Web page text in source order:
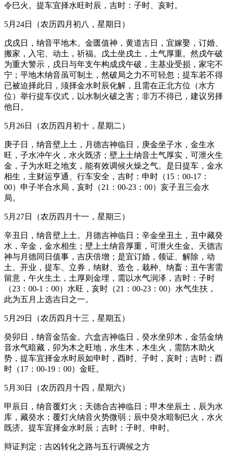
令巳火。提车宜择水旺时辰，吉时：子时、亥时。
5月24日（农历四月初八，星期日）
戊戌日，纳音平地木。金匮值神，黄道吉日，宜嫁娶，订婚、
搬家，入宅、动土，祈福。戊土坐戌土，土气厚重。然戌午破
为重大警示，戌日与年支午构成戌午破，主基业受损，家宅不
宁；平地木纳音虽可制土，然破局之力不可轻忽；提车若不得
已被迫择此日，须择金水时辰化解，且需在正北方位（水方
位）举行提车仪式，以水制火破之害；非万不得已，建议另择
他日。
5月26日（农历四月初十，星期二）
庚子日，纳音壁上土，月德吉神临日，庚金坐子水，金生水
旺，子水冲午火，水火既济；壁上土纳音土气厚实，可泄火生
金，子为水旺之地支，能有效调候火燥之气。是日提车，金水
相生，主财运亨通、行车安全，吉时：申时（15：00-17：
00）申子半合水局，亥时（21：00-23：00）亥子丑三会水
局。
5月27日（农历四月十一，星期三）
辛丑日，纳音壁上土。月德吉神临日；辛金坐丑土，丑中藏癸
水，辛金，金水相生；壁上土纳音厚重，可泄火生金。天德吉
神与月德同日值事，吉庆倍增；是宜订婚，领证、解除，动
土、开业，提车、立券，纳财、造仓，栽种、纳畜；丑午害需
留意，午火生土，土厚则金埋，需以水气润泽，吉时：子时
（23：00-1：00）水旺，亥时（21：00-23：00）水气生扶，
此为五月上选吉日之一。
5月29日（农历四月十三，星期五）
癸卯日，纳音金箔金。六盒吉神临日，癸水坐卯木，金箔金纳
音水气暗藏，卯为木之旺地，水生木，木生火，需防木助火
势，提车宜择金水时辰如申时，酉时、子时，亥时；吉时：酉
时（17：00-19：00）金旺。
5月30日（农历四月十四，星期六）
甲辰日，纳音覆灯火；天德合吉神临日；甲木坐辰土，辰为水
库，藏癸水；覆灯火纳音火势微弱；辰中癸水暗制巳火，水火
既济。提车宜择金水时辰；吉时：子时、申时。
辩证判定：吉凶转化之路与五行调候之方